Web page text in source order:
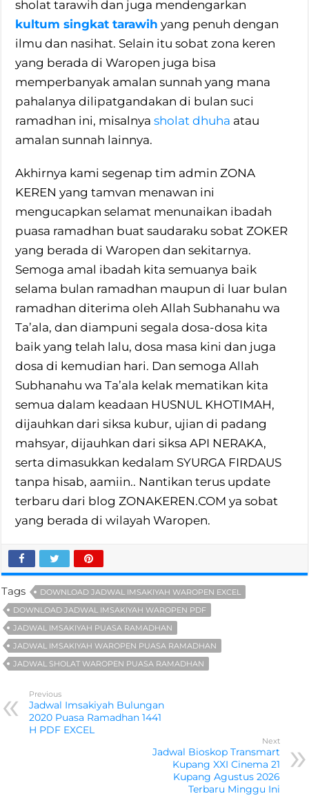
sholat tarawih dan juga mendengarkan
kultum singkat tarawih yang penuh dengan
ilmu dan nasihat. Selain itu sobat zona keren
yang berada di Waropen juga bisa
memperbanyak amalan sunnah yang mana
pahalanya dilipatgandakan di bulan suci
ramadhan ini, misalnyasholat dhuha atau
amalan sunnah lainnya.
Akhirnya kami segenap tim admin ZONA
KEREN yang tamvan menawan ini
mengucapkan selamat menunaikan ibadah
puasa ramadhan buat saudaraku sobat ZOKER
yang berada di Waropen dan sekitarnya.
Semoga amal ibadah kita semuanya baik
selama bulan ramadhan maupun di luar bulan
ramadhan diterima oleh Allah Subhanahu wa
Ta’ala, dan diampuni segala dosa-dosa kita
baik yang telah lalu, dosa masa kini dan juga
dosa di kemudian hari. Dan semoga Allah
Subhanahu wa Ta’ala kelak mematikan kita
semua dalam keadaan HUSNUL KHOTIMAH,
dijauhkan dari siksa kubur, ujian di padang
mahsyar, dijauhkan dari siksa API NERAKA,
serta dimasukkan kedalam SYURGA FIRDAUS
tanpa hisab, aamiin.. Nantikan terus update
terbaru dari blog ZONAKEREN.COM ya sobat
yang berada di wilayah Waropen.
Tags
DOWNLOAD JADWAL IMSAKIYAH WAROPEN EXCEL
DOWNLOAD JADWAL IMSAKIYAH WAROPEN PDF
JADWAL IMSAKIYAH PUASA RAMADHAN
JADWAL IMSAKIYAH WAROPEN PUASA RAMADHAN
JADWAL SHOLAT WAROPEN PUASA RAMADHAN
Previous
Jadwal Imsakiyah Bulungan
2020 Puasa Ramadhan 1441
H PDF EXCEL
Next
Jadwal Bioskop Transmart
Kupang XXI Cinema 21
Kupang Agustus 2026
Terbaru Minggu Ini